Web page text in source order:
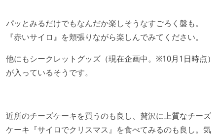
パッとみるだけでもなんだか楽しそうなすごろく盤も。
『赤いサイロ』を頬張りながら楽しんでみてください。
他にもシークレットグッズ（現在企画中。※10月1日時点）
が入っているそうです。
近所のチーズケーキを買うのも良し、贅沢に上質なチーズ
ケーキ『サイロでクリスマス』を食べてみるのも良し。気